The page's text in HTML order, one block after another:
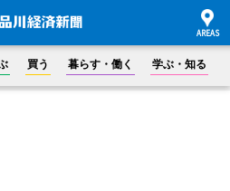
買う 暮らす・働く 学ぶ・知る